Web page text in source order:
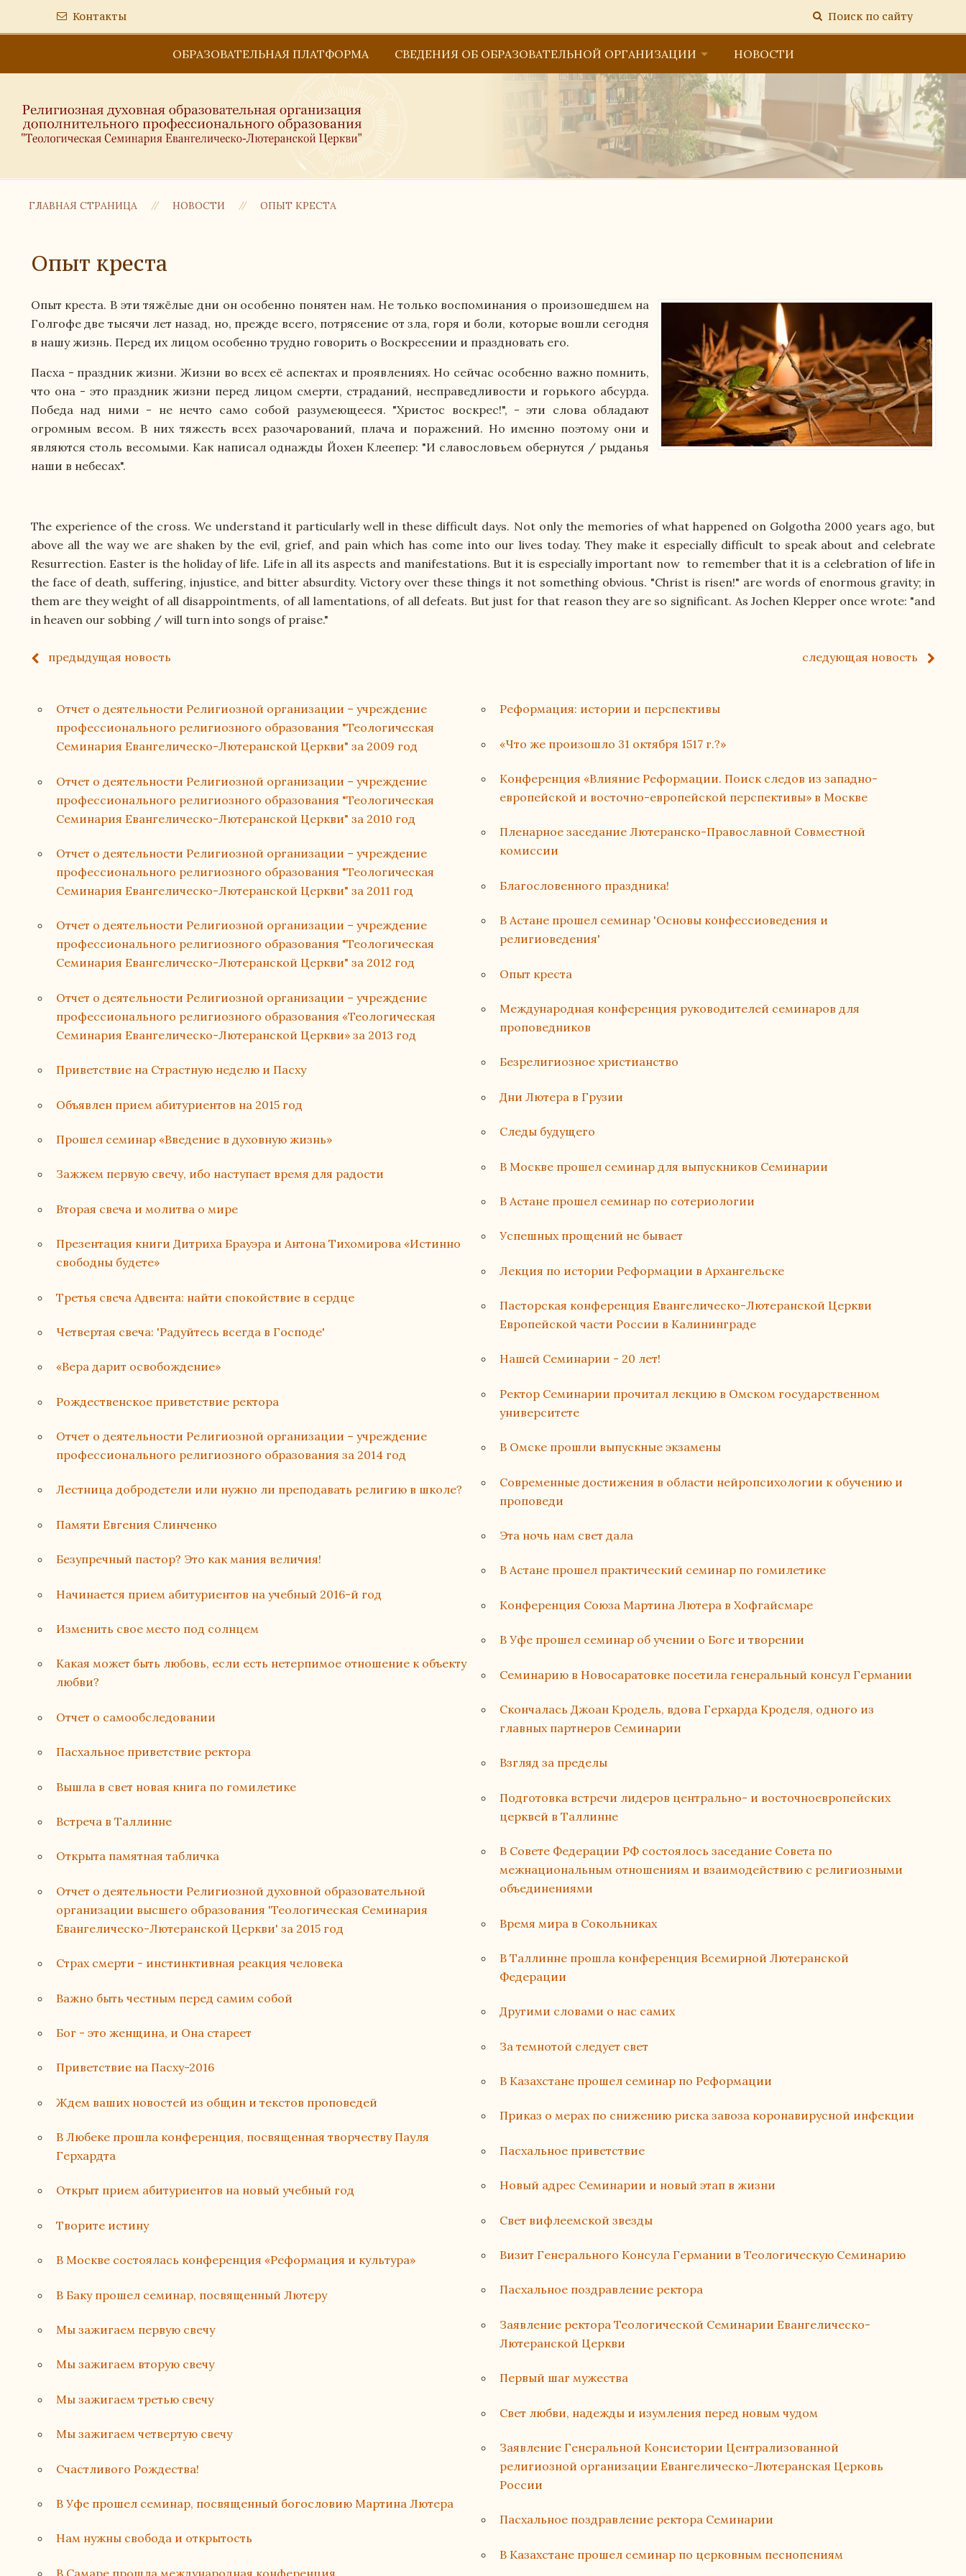
Контакты Поиск по сайту
ОБРАЗОВАТЕЛЬНАЯ ПЛАТФОРМА СВЕДЕНИЯ ОБ ОБРАЗОВАТЕЛЬНОЙ ОРГАНИЗАЦИИ
Структура и органы управления образовательной организацией
Материально-техническое обеспечение и оснащенность образовательного процесса. Доступная
Стипендия и меры поддержки обучающихся
Платные образовательные услуги
Финансово-хозяйственная деятельность
Духовно-нравственная и воспитательная работа
Международное сотрудничество
Организация питания в образовательной организации
НОВОСТИ
ГЛАВНАЯ СТРАНИЦА НОВОСТИ ОПЫТ КРЕСТА
Опыт креста
Опыт креста. В эти тяжёлые дни он особенно понятен нам. Не только воспоминания о произошедшем на
Голгофе две тысячи лет назад, но, прежде всего, потрясение от зла, горя и боли, которые вошли сегодня
в нашу жизнь. Перед их лицом особенно трудно говорить о Воскресении и праздновать его.
Пасха - праздник жизни. Жизни во всех её аспектах и проявлениях. Но сейчас особенно важно помнить,
что она - это праздник жизни перед лицом смерти, страданий, несправедливости и горького абсурда.
Победа над ними - не нечто само собой разумеющееся. "Христос воскрес!", - эти слова обладают
огромным весом. В них тяжесть всех разочарований, плача и поражений. Но именно поэтому они и
являются столь весомыми. Как написал однажды Йохен Клеепер: "И славословьем обернутся / рыданья
наши в небесах".
The experience of the cross. We understand it particularly well in these difficult days. Not only the memories of what happened on Golgotha 2000 years ago, but
above all the way we are shaken by the evil, grief, and pain which has come into our lives today. They make it especially difficult to speak about and celebrate
Resurrection. Easter is the holiday of life. Life in all its aspects and manifestations. But it is especially important now to remember that it is a celebration of life in
the face of death, suffering, injustice, and bitter absurdity. Victory over these things it not something obvious. "Christ is risen!" are words of enormous gravity; in
them are they weight of all disappointments, of all lamentations, of all defeats. But just for that reason they are so significant. As Jochen Klepper once wrote: "and
in heaven our sobbing / will turn into songs of praise."
предыдущая новость следующая новость
Отчет о деятельности Религиозной организации – учреждение
профессионального религиозного образования "Теологическая
Семинария Евангелическо-Лютеранской Церкви" за 2009 год
Отчет о деятельности Религиозной организации – учреждение
профессионального религиозного образования "Теологическая
Семинария Евангелическо-Лютеранской Церкви" за 2010 год
Отчет о деятельности Религиозной организации – учреждение
профессионального религиозного образования "Теологическая
Семинария Евангелическо-Лютеранской Церкви" за 2011 год
Отчет о деятельности Религиозной организации – учреждение
профессионального религиозного образования "Теологическая
Семинария Евангелическо-Лютеранской Церкви" за 2012 год
Отчет о деятельности Религиозной организации – учреждение
профессионального религиозного образования «Теологическая
Семинария Евангелическо-Лютеранской Церкви» за 2013 год
Приветствие на Страстную неделю и Пасху
Объявлен прием абитуриентов на 2015 год
Прошел семинар «Введение в духовную жизнь»
Зажжем первую свечу, ибо наступает время для радости
Вторая свеча и молитва о мире
Презентация книги Дитриха Брауэра и Антона Тихомирова «Истинно
свободны будете»
Третья свеча Адвента: найти спокойствие в сердце
Четвертая свеча: 'Радуйтесь всегда в Господе'
«Вера дарит освобождение»
Рождественское приветствие ректора
Отчет о деятельности Религиозной организации – учреждение
профессионального религиозного образования за 2014 год
Лестница добродетели или нужно ли преподавать религию в школе?
Памяти Евгения Слинченко
Безупречный пастор? Это как мания величия!
Начинается прием абитуриентов на учебный 2016-й год
Изменить свое место под солнцем
Какая может быть любовь, если есть нетерпимое отношение к объекту
любви?
Отчет о самообследовании
Пасхальное приветствие ректора
Вышла в свет новая книга по гомилетике
Встреча в Таллинне
Открыта памятная табличка
Отчет о деятельности Религиозной духовной образовательной
организации высшего образования 'Теологическая Семинария
Евангелическо-Лютеранской Церкви' за 2015 год
Страх смерти - инстинктивная реакция человека
Важно быть честным перед самим собой
Бог - это женщина, и Она стареет
Приветствие на Пасху-2016
Ждем ваших новостей из общин и текстов проповедей
В Любеке прошла конференция, посвященная творчеству Пауля
Герхардта
Открыт прием абитуриентов на новый учебный год
Творите истину
В Москве состоялась конференция «Реформация и культура»
В Баку прошел семинар, посвященный Лютеру
Мы зажигаем первую свечу
Мы зажигаем вторую свечу
Мы зажигаем третью свечу
Мы зажигаем четвертую свечу
Счастливого Рождества!
В Уфе прошел семинар, посвященный богословию Мартина Лютера
Нам нужны свобода и открытость
В Самаре прошла международная конференция
Реформация: истории и перспективы
«Что же произошло 31 октября 1517 г.?»
Конференция «Влияние Реформации. Поиск следов из западно-
европейской и восточно-европейской перспективы» в Москве
Пленарное заседание Лютеранско-Православной Совместной
комиссии
Благословенного праздника!
В Астане прошел семинар 'Основы конфессиоведения и
религиоведения'
Опыт креста
Международная конференция руководителей семинаров для
проповедников
Безрелигиозное христианство
Дни Лютера в Грузии
Следы будущего
В Москве прошел семинар для выпускников Семинарии
В Астане прошел семинар по сотериологии
Успешных прощений не бывает
Лекция по истории Реформации в Архангельске
Пасторская конференция Евангелическо-Лютеранской Церкви
Европейской части России в Калининграде
Нашей Семинарии - 20 лет!
Ректор Семинарии прочитал лекцию в Омском государственном
университете
В Омске прошли выпускные экзамены
Современные достижения в области нейропсихологии к обучению и
проповеди
Эта ночь нам свет дала
В Астане прошел практический семинар по гомилетике
Конференция Союза Мартина Лютера в Хофгайсмаре
В Уфе прошел семинар об учении о Боге и творении
Семинарию в Новосаратовке посетила генеральный консул Германии
Cкончалась Джоан Кродель, вдова Герхарда Кроделя, одного из
главных партнеров Семинарии
Взгляд за пределы
Подготовка встречи лидеров центрально- и восточноевропейских
церквей в Таллинне
В Совете Федерации РФ состоялось заседание Совета по
межнациональным отношениям и взаимодействию с религиозными
объединениями
Время мира в Сокольниках
В Таллинне прошла конференция Всемирной Лютеранской
Федерации
Другими словами о нас самих
За темнотой следует свет
В Казахстане прошел семинар по Реформации
Приказ о мерах по снижению риска завоза коронавирусной инфекции
Пасхальное приветствие
Новый адрес Семинарии и новый этап в жизни
Свет вифлеемской звезды
Визит Генерального Консула Германии в Теологическую Семинарию
Пасхальное поздравление ректора
Заявление ректора Теологической Семинарии Евангелическо-
Лютеранской Церкви
Первый шаг мужества
Свет любви, надежды и изумления перед новым чудом
Заявление Генеральной Консистории Централизованной
религиозной организации Евангелическо-Лютеранская Церковь
России
Пасхальное поздравление ректора Семинарии
В Казахстане прошел семинар по церковным песнопениям